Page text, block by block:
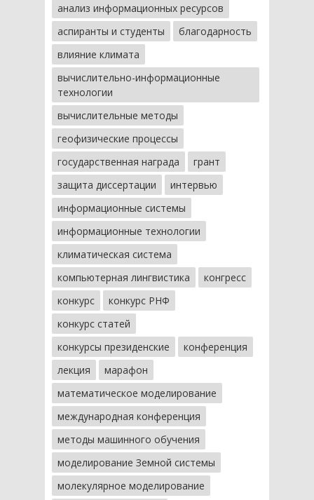
анализ информационных ресурсов
аспиранты и студенты
благодарность
влияние климата
вычислительно-информационные
технологии
вычислительные методы
геофизические процессы
государственная награда
грант
защита диссертации
интервью
информационные системы
информационные технологии
климатическая система
компьютерная лингвистика
конгресс
конкурс
конкурс РНФ
конкурс статей
конкурсы президенские
конференция
лекция
марафон
математическое моделирование
международная конференция
методы машинного обучения
моделирование Земной системы
молекулярное моделирование